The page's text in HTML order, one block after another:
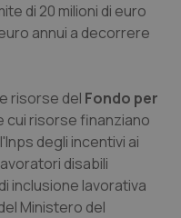
di 20 milioni di euro
annui a decorrere
risorse del Fondo per
cui risorse finanziano
degli incentivi ai
disabili
inclusione lavorativa
Ministero del